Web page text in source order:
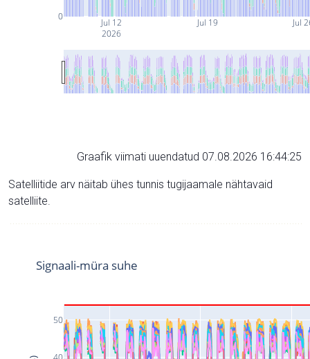
Jul 12
2026
Jul 19 Jul
0
Graafik viimati uuendatud 07.08.2026 16:44:25
Satelliitide arv näitab ühes tunnis tugijaamale nähtavaid
satelliite.
50
Signaali-müra suhe